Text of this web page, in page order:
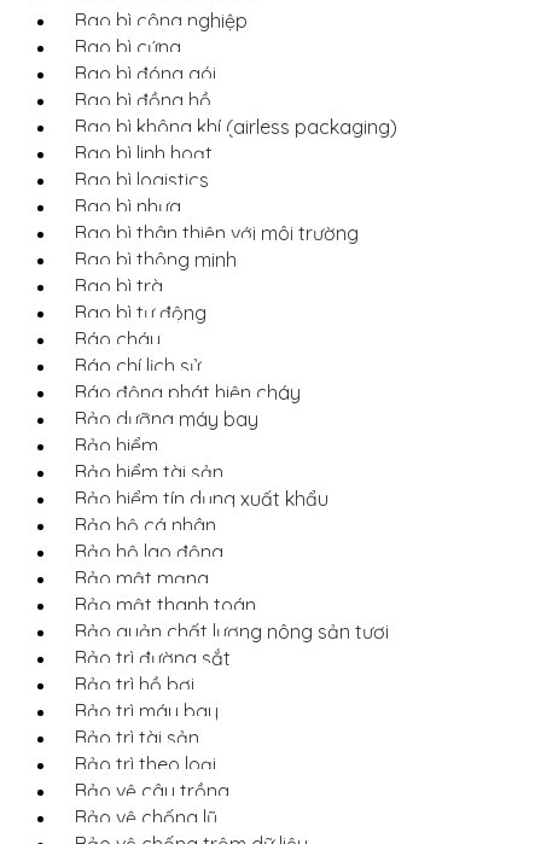
Bao bì công nghiệp
Bao bì cứng
Bao bì đóng gói
Bao bì đồng hồ
Bao bì không khí (airless packaging)
Bao bì linh hoạt
Bao bì logistics
Bao bì nhựa
Bao bì thân thiện với môi trường
Bao bì thông minh
Bao bì trà
Bao bì tự động
Báo cháy
Báo chí lịch sử
Báo động phát hiện cháy
Bảo dưỡng máy bay
Bảo hiểm
Bảo hiểm tài sản
Bảo hiểm tín dụng xuất khẩu
Bảo hộ cá nhân
Bảo hộ lao động
Bảo mật mạng
Bảo mật thanh toán
Bảo quản chất lượng nông sản tươi
Bảo trì đường sắt
Bảo trì hồ bơi
Bảo trì máy bay
Bảo trì tài sản
Bảo trì theo loại
Bảo vệ cây trồng
Bảo vệ chống lũ